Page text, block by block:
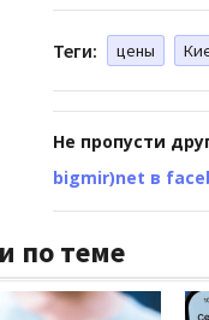
Теги: цены
Не пропусти
bigmir)net в
по теме